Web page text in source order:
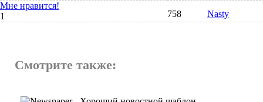
Мне нравится!
1
758 Nasty
Смотрите также: